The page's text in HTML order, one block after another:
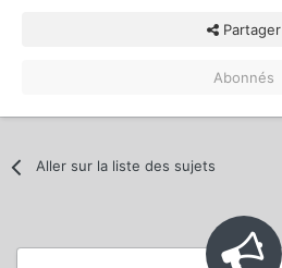
Partager
Abonnés
Aller sur la liste des sujets